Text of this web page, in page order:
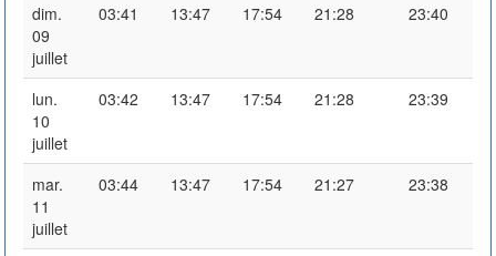
dim.
09
juillet
03:41 13:47 17:54 21:28 23:40
lun.
10
juillet
03:42 13:47 17:54 21:28 23:39
mar.
11
juillet
03:44 13:47 17:54 21:27 23:38